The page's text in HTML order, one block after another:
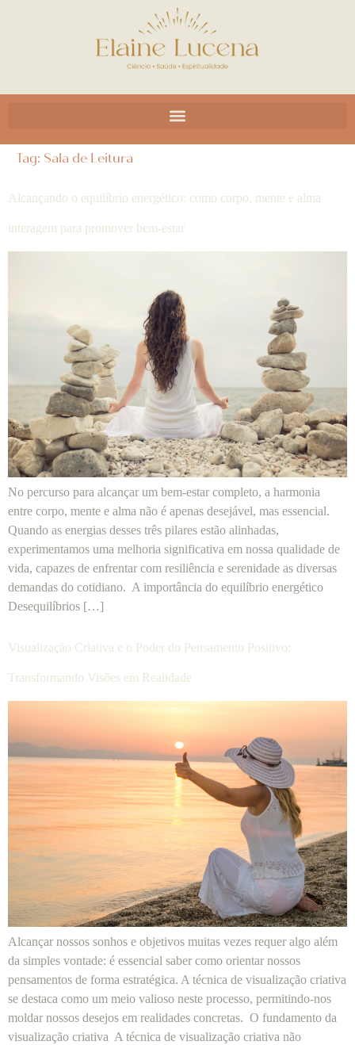
Tag: Sala de Leitura
Alcançando o equilíbrio energético: como corpo, mente e alma
interagem para promover bem-estar
No percurso para alcançar um bem-estar completo, a harmonia
entre corpo, mente e alma não é apenas desejável, mas essencial.
Quando as energias desses três pilares estão alinhadas,
experimentamos uma melhoria significativa em nossa qualidade de
vida, capazes de enfrentar com resiliência e serenidade as diversas
demandas do cotidiano. A importância do equilíbrio energético
Desequilíbrios […]
Visualização Criativa e o Poder do Pensamento Positivo:
Transformando Visões em Realidade
Alcançar nossos sonhos e objetivos muitas vezes requer algo além
da simples vontade: é essencial saber como orientar nossos
pensamentos de forma estratégica. A técnica de visualização criativa
se destaca como um meio valioso neste processo, permitindo-nos
moldar nossos desejos em realidades concretas. O fundamento da
visualização criativa A técnica de visualização criativa não